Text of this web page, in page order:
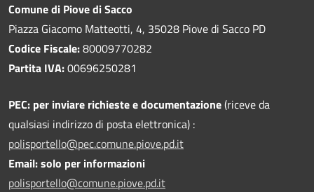
Comune di Piove di Sacco
Piazza Giacomo Matteotti, 4, 35028 Piove di Sacco PD
Codice Fiscale:80009770282
Partita IVA:00696250281
PEC: per inviare richieste e documentazione(riceve da
qualsiasi indirizzo di posta elettronica) :
polisportello@pec.comune.piove.pd.it
Email: solo per informazioni
polisportello@comune.piove.pd.it